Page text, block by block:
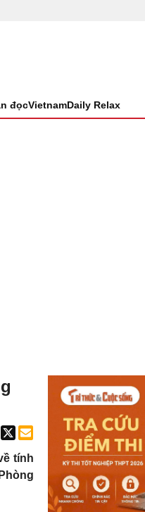
đọcVietnamDaily Relax
tính